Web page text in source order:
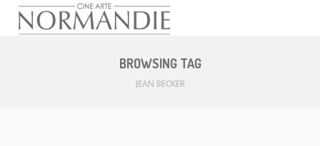
BROWSING TAG
JEAN BECKER